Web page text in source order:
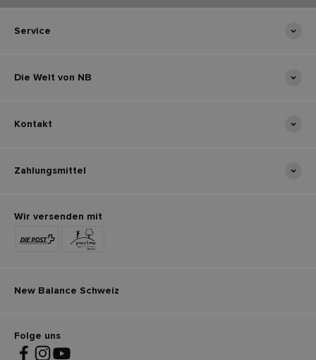
Service
Die Welt von NB
Kontakt
New Balance Schweiz
Folge uns
Wir versenden mit
Zahlungsmittel